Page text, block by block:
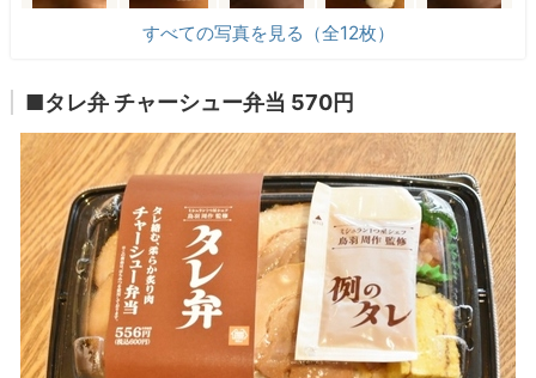
すべての写真を見る（全12枚）
■タレ弁 チャーシュー弁当 570円